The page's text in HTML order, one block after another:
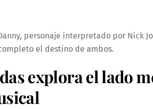
personaje interpretado por Nick
el destino de ambos.
explora el lado